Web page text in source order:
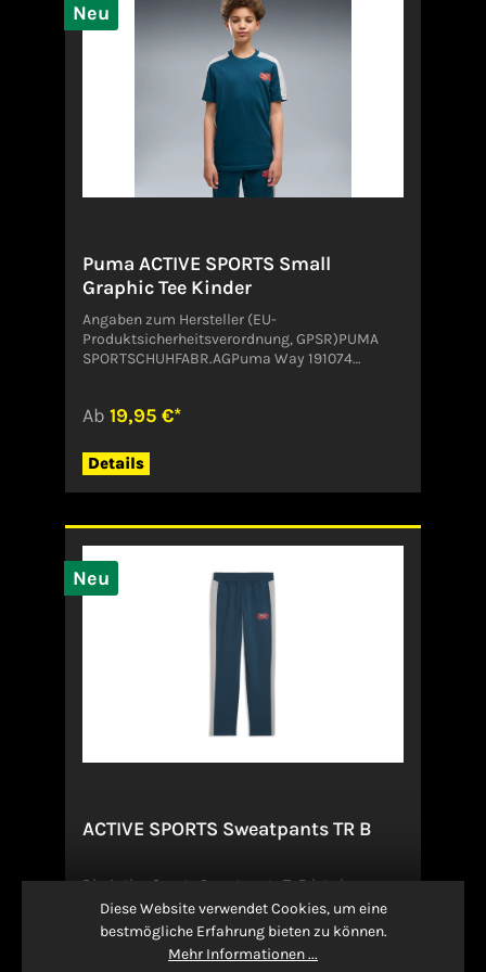
Materialien.Angaben zum Hersteller (EU-
Produktsicherheitsverordnung, GPSR)Sport
2000 Sport2000Nord-West-Ring-Straße
1163533 MAINHAUSENDeutschland
Neu
Puma ACTIVE SPORTS Small
Graphic Tee Kinder
Angaben zum Hersteller (EU-
Produktsicherheitsverordnung, GPSR)PUMA
SPORTSCHUHFABR.AGPuma Way 191074
Ab 19,95 €*
Details
Neu
ACTIVE SPORTS Sweatpants TR B
Die Active Sports Sweatpants Tr B ist eine
schlichte, schwarze Jogginghose mit schmal
zulaufender, beinahe konischer Silhouette und
glatten Beinabschlüssen ohne Bündchen. Der
elastische Bund ist dezent gehalten und
Diese Website verwendet Cookies, um eine
bestmögliche Erfahrung bieten zu können.
Mehr Informationen ...